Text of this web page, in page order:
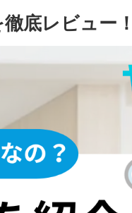
底レビュー！